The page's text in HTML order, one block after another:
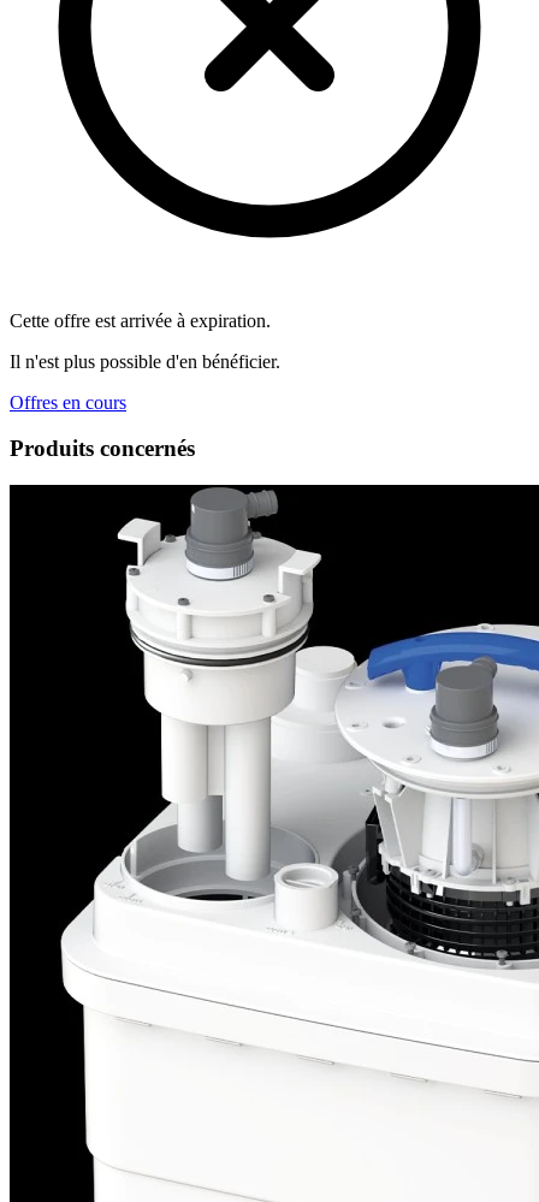
Cette offre est arrivée à expiration.
Il n'est plus possible d'en bénéficier.
Offres en cours
Produits concernés